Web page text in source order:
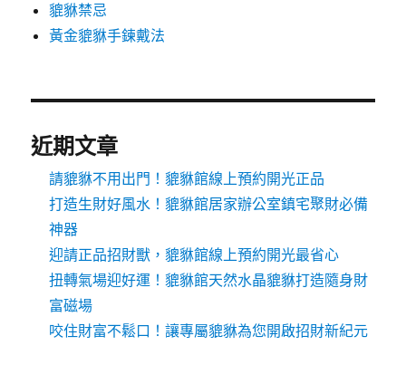
貔貅禁忌
黃金貔貅手鍊戴法
近期文章
請貔貅不用出門！貔貅館線上預約開光正品
打造生財好風水！貔貅館居家辦公室鎮宅聚財必備
神器
迎請正品招財獸，貔貅館線上預約開光最省心
扭轉氣場迎好運！貔貅館天然水晶貔貅打造隨身財
富磁場
咬住財富不鬆口！讓專屬貔貅為您開啟招財新紀元